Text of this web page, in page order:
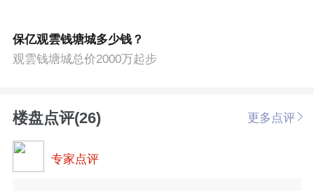
保亿观雲钱塘城多少钱？
观雲钱塘城总价2000万起步
楼盘点评(26) 更多点评
专家点评